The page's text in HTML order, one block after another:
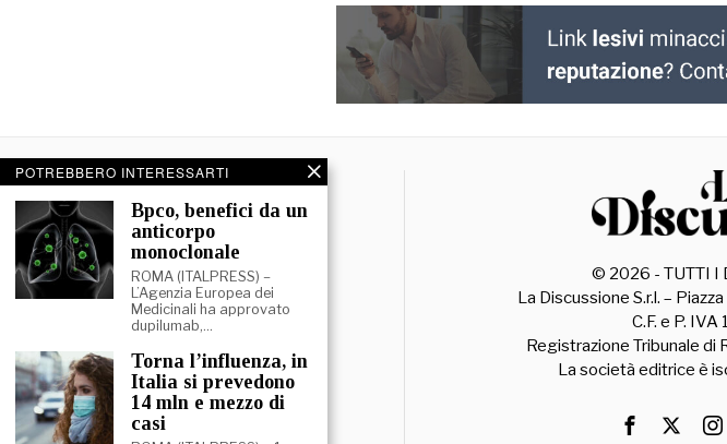
© 2026 - TUTTI I
La Discussione S.r.l. –
C.F. e P.
Registrazione Tribunale di
La società editrice è
POTREBBERO INTERESSARTI
⁠⁠Bpco, benefici da un
anticorpo
monoclonale
ROMA (ITALPRESS) –
L’Agenzia Europea dei
Medicinali ha approvato
dupilumab,…
⁠Torna l’influenza, in
Italia si prevedono
14 mln e mezzo di
casi